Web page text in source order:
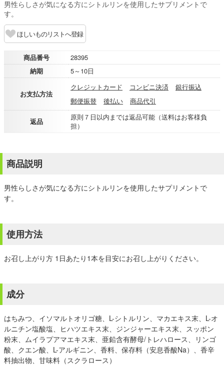
男性らしさが気になる方にシトルリンを使用したサプリメントで
す。
ほしいものリストへ登録
商品番号
28395
納期
5～10日
お支払方法
クレジットカード コンビニ決済
銀行振込
郵便振替
後払い 商品代引
返品
原則７日以内までは返品可能（送料はお客様負
担）
商品説明
男性らしさが気になる方にシトルリンを使用したサプリメントで
す。
使用方法
お召し上がり方 1日あたり1本を目安にお召し上がりください。
成分
はちみつ、イソマルトオリゴ糖、L-シトルリン、マカエキス末、L-オ
ルニチン塩酸塩、ヒハツエキス末、ジンジャーエキス末、スッポン
粉末、ムイラプアマエキス末、亜鉛含有酵母/トレハロース、リンゴ
酸、クエン酸、L-アルギニン、香料、保存料（安息香酸Na）、香辛
料抽出物、甘味料（スクラロース）